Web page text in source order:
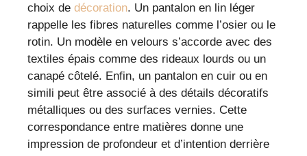
choix de décoration. Un pantalon en lin léger
rappelle les fibres naturelles comme l’osier ou le
rotin. Un modèle en velours s’accorde avec des
textiles épais comme des rideaux lourds ou un
canapé côtelé. Enfin, un pantalon en cuir ou en
simili peut être associé à des détails décoratifs
métalliques ou des surfaces vernies. Cette
correspondance entre matières donne une
impression de profondeur et d’intention derrière